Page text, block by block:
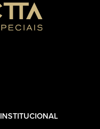
INSTITUCIONAL